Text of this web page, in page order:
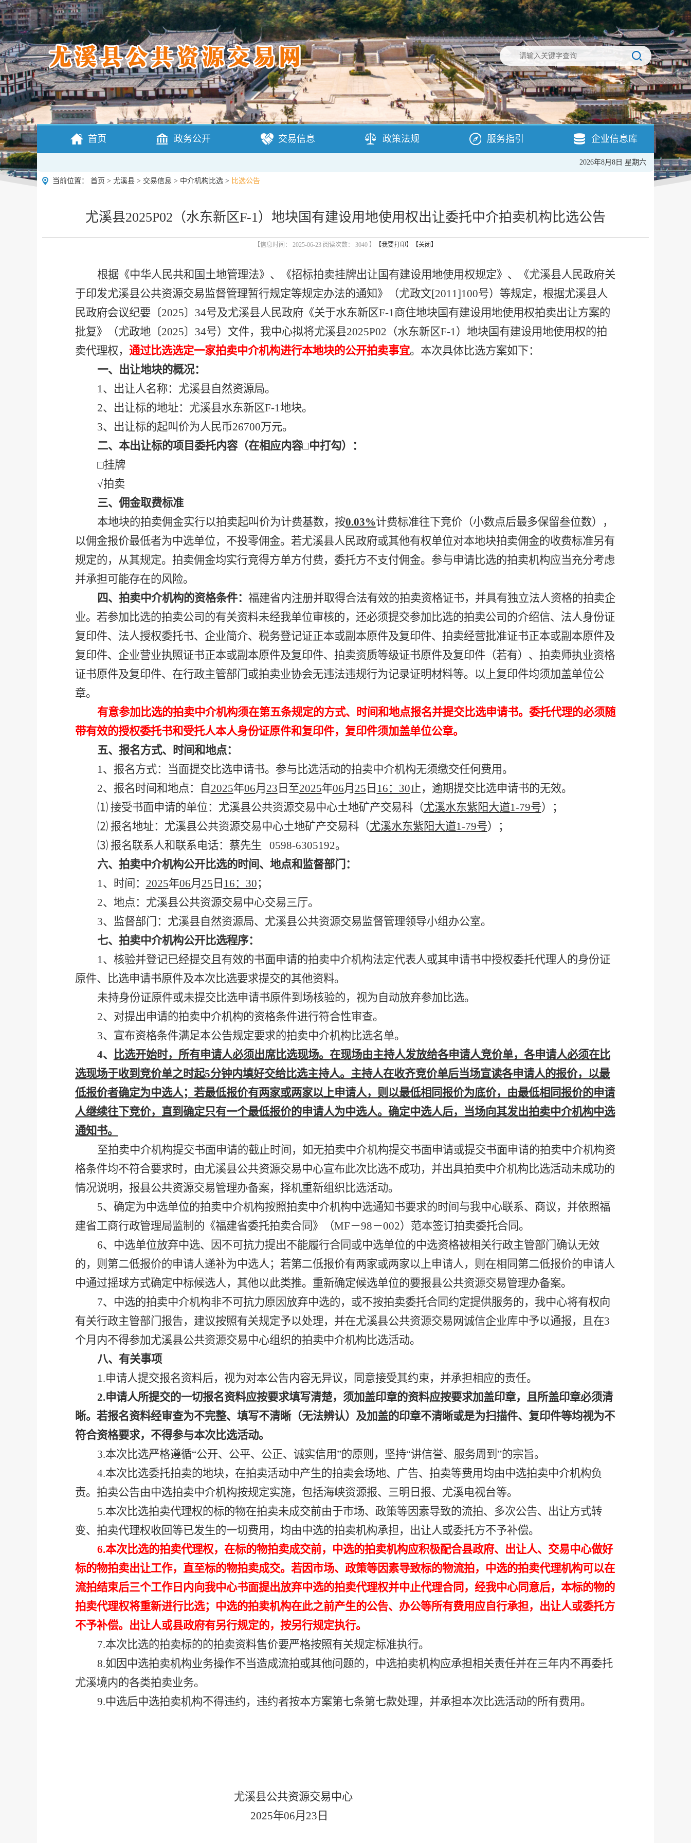
首页 政务公开 交易信息 政策法规 服务指引 企业信息库
2026年8月8日 星期六
当前位置： 首页 > 尤溪县 > 交易信息 > 中介机构比选 > 比选公告
尤溪县2025P02（水东新区F-1）地块国有建设用地使用权出让委托中介拍卖机构比选公告
【信息时间： 2025-06-23 阅读次数： 3040 】 【我要打印】 【关闭】
根据《中华人民共和国土地管理法》、《招标拍卖挂牌出让国有建设用地使用权规定》、《尤溪县人民政府关
于印发尤溪县公共资源交易监督管理暂行规定等规定办法的通知》（尤政文[2011]100号）等规定，根据尤溪县人
民政府会议纪要 〔2025〕 34号及尤溪县人民政府《关于水东新区F-1商住地块国有建设用地使用权拍卖出让方案的
批复》（尤政地 〔2025〕 34号）文件，我中心拟将尤溪县2025P02（水东新区F-1）地块国有建设用地使用权的拍
卖代理权， 通过比选选定一家拍卖中介机构进行本地块的公开拍卖事宜。本次具体比选方案如下：
一、 出让地块的概况：
1、出让人名称：尤溪县自然资源局。
2、出让标的地址：尤溪县水东新区F-1地块。
3、出让标的起叫价为人民币26700万元。
二、本出让标的项目委托内容（在相应内容□中打勾）：
□挂牌
√拍卖
三、佣金取费标准
本地块的拍卖佣金实行以拍卖起叫价为计费基数，按0.03%计费标准往下竞价（小数点后最多保留叁位数），
以佣金报价最低者为中选单位，不投零佣金。 若尤溪县人民政府或其他有权单位对本地块拍卖佣金的收费标准另有
规定的，从其规定。拍卖佣金均实行竞得方单方付费，委托方不支付佣金。参与申请比选的拍卖机构应当充分考虑
并承担可能存在的风险。
四、拍卖中介机构的资格条件： 福建省内注册并取得合法有效的拍卖资格证书，并具有独立法人资格的拍卖企
业。若参加比选的拍卖公司的有关资料未经我单位审核的，还必须提交参加比选的拍卖公司的介绍信、法人身份证
复印件、法人授权委托书、企业简介、税务登记证正本或副本原件及复印件、拍卖经营批准证书正本或副本原件及
复印件、企业营业执照证书正本或副本原件及复印件、拍卖资质等级证书原件及复印件（若有）、拍卖师执业资格
证书原件及复印件、在行政主管部门或拍卖业协会无违法违规行为记录证明材料等。以上复印件均须加盖单位公
章。
有意参加比选的拍卖中介机构须在第五条规定的方式、时间和地点报名并提交比选申请书。委托代理的必须随
带有效的授权委托书和受托人本人身份证原件和复印件，复印件须加盖单位公章。
五、报名方式、时间和地点：
1、报名方式：当面提交比选申请书。参与比选活动的拍卖中介机构无须缴交任何费用。
2、报名时间和地点：自2025年06月 23 日至2025年06月 25 日 16： 30 止，逾期提交比选申请书的无效。
⑴ 接受书面申请的单位：尤溪县公共资源交易中心土地矿产交易科（尤溪水东紫阳大道1-79号）；
⑵ 报名地址：尤溪县公共资源交易中心土地矿产交易科（尤溪水东紫阳大道1-79号）；
⑶ 报名联系人和联系电话：蔡先生
0598-6305192。
六、拍卖中介机构公开比选的时间、地点和监督部门：
1、时间： 2025年06月 25 日 16： 30；
2、地点：尤溪县公共资源交易中心交易三厅。
3、监督部门：尤溪县自然资源局、尤溪县公共资源交易监督管理领导小组办公室。
七、拍卖中介机构公开比选程序：
1、核验并登记已经提交且有效的书面申请的拍卖中介机构法定代表人或其申请书中授权委托代理人的身份证
原件、比选申请书原件及本次比选要求提交的其他资料。
未持身份证原件或未提交比选申请书原件到场核验的，视为自动放弃参加比选。
2、对提出申请的拍卖中介机构的资格条件进行符合性审查。
3、宣布资格条件满足本公告规定要求的拍卖中介机构比选名单。
4、 比选开始时，所有申请人必须出席比选现场。在现场由主持人发放给各申请人竞价单，各申请人必须在比
选现场于收到竞价单之时起5分钟内填好交给比选主持人。主持人在收齐竞价单后当场宣读各申请人的报价，以最
低报价者确定为中选人；若最低报价有两家或两家以上申请人，则以最低相同报价为底价，由最低相同报价的申请
人继续往下竞价，直到确定只有一个最低报价的申请人为中选人。确定中选人后，当场向其发出拍卖中介机构中选
通知书。
至拍卖中介机构提交书面申请的截止时间，如无拍卖中介机构提交书面申请或提交书面申请的拍卖中介机构资
格条件均不符合要求时，由尤溪县公共资源交易中心宣布此次比选不成功，并出具拍卖中介机构比选活动未成功的
情况说明，报县公共资源交易管理办备案，择机重新组织比选活动。
5、确定为中选单位的拍卖中介机构按照拍卖中介机构中选通知书要求的时间与我中心联系、商议，并依照福
建省工商行政管理局监制的《福建省委托拍卖合同》（MF－98－002）范本签订拍卖委托合同。
6、中选单位放弃中选、因不可抗力提出不能履行合同或中选单位的中选资格被相关行政主管部门确认无效
的，则第二低报价的申请人递补为中选人；若第二低报价有两家或两家以上申请人，则在相同第二低报价的申请人
中通过摇球方式确定中标候选人，其他以此类推。重新确定候选单位的要报县公共资源交易管理办备案。
7、中选的拍卖中介机构非不可抗力原因放弃中选的，或不按拍卖委托合同约定提供服务的，我中心将有权向
有关行政主管部门报告，建议按照有关规定予以处理，并在尤溪县公共资源交易网诚信企业库中予以通报，且在3
个月内不得参加尤溪县公共资源交易中心组织的拍卖中介机构比选活动。
八、有关事项
1.申请人提交报名资料后，视为对本公告内容无异议，同意接受其约束，并承担相应的责任。
2.申请人所提交的一切报名资料应按要求填写清楚，须加盖印章的资料应按要求加盖印章，且所盖印章必须清
晰。若报名资料经审查为不完整、填写不清晰（无法辨认）及加盖的印章不清晰或是为扫描件、复印件等均视为不
符合资格要求，不得参与本次比选活动。
3.本次比选严格遵循“公开、公平、公正、诚实信用”的原则，坚持“讲信誉、服务周到”的宗旨。
4.本次比选委托拍卖的地块，在拍卖活动中产生的拍卖会场地、广告、拍卖等费用均由中选拍卖中介机构负
责。拍卖公告由中选拍卖中介机构按规定实施，包括海峡资源报、三明日报、尤溪电视台等。
5.本次比选拍卖代理权的标的物在拍卖未成交前由于市场、政策等因素导致的流拍、多次公告、出让方式转
变、拍卖代理权收回等已发生的一切费用，均由中选的拍卖机构承担， 出让人或委托方不予补偿。
6.本次比选的拍卖代理权，在标的物拍卖成交前， 中选的拍卖机构应积极配合县政府、出让人、交易中心做好
标的物拍卖出让工作，直至标的物拍卖成交。 若因市场、政策等因素导致标的物流拍，中选的拍卖代理机构可以在
流拍结束后三个工作日内向我中心书面提出放弃中选的拍卖代理权并中止代理合同，经我中心同意后，本标的物的
拍卖代理权将重新进行比选；中选的拍卖机构在此之前产生的公告、办公等所有费用应自行承担，出让人或委托方
不予补偿。 出让人或县政府有另行规定的，按另行规定执行。
7.本次比选的拍卖标的的拍卖资料售价要严格按照有关规定标准执行。
8.如因中选拍卖机构业务操作不当造成流拍或其他问题的，中选拍卖机构应承担相关责任并在三年内不再委托
尤溪境内的各类拍卖业务。
9.中选后中选拍卖机构不得违约，违约者按本方案第七条第七款处理，并承担本次比选活动的所有费用。
尤溪县公共资源交易中心
2025年06月 23 日